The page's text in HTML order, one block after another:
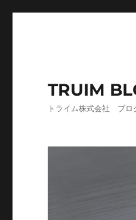
TRUIM
トライム株式会社 ブロ